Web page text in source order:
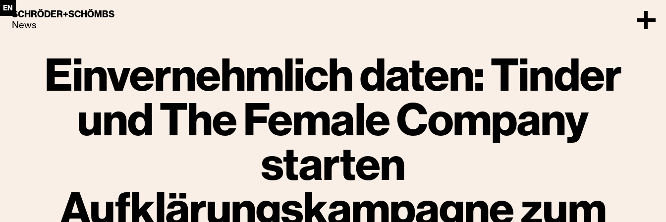
EN
SCHRÖDER+SCHÖMBS
News
Einvernehmlich daten: Tinder
und The Female Company
starten
Aufklärungskampagne zum